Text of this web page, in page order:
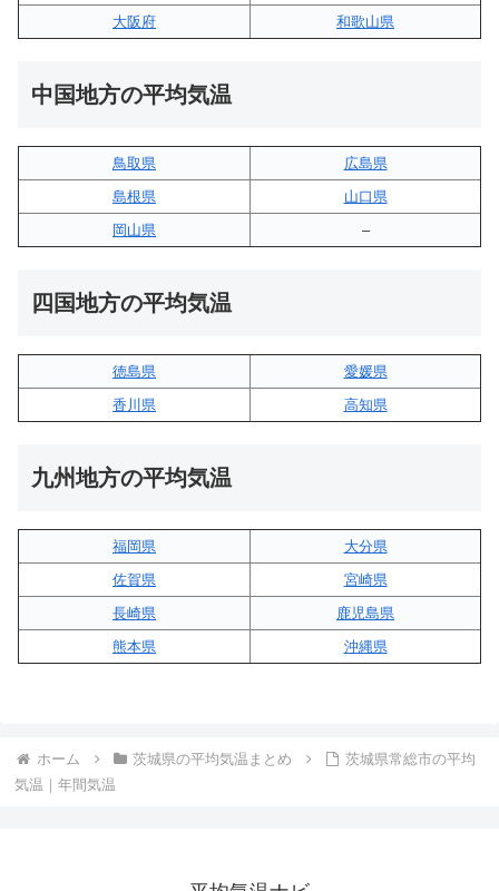
大阪府
和歌山県
中国地方の平均気温
鳥取県
広島県
島根県
山口県
岡山県
–
四国地方の平均気温
徳島県
愛媛県
香川県
高知県
九州地方の平均気温
福岡県
大分県
佐賀県
宮崎県
長崎県
鹿児島県
熊本県
沖縄県
ホーム 茨城県の平均気温まとめ
茨城県常総市の平均
気温｜年間気温